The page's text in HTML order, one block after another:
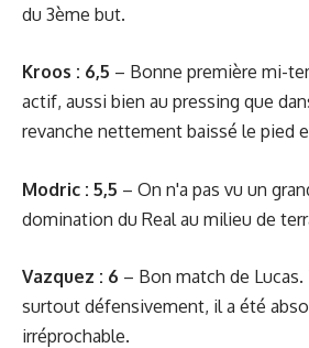
du 3ème but.
Kroos : 6,5 – Bonne première mi-
actif, aussi bien au pressing que
revanche nettement baissé le pied
Modric : 5,5 – On n'a pas vu un
domination du Real au milieu de
Vazquez : 6 – Bon match de
surtout défensivement, il a été
irréprochable.